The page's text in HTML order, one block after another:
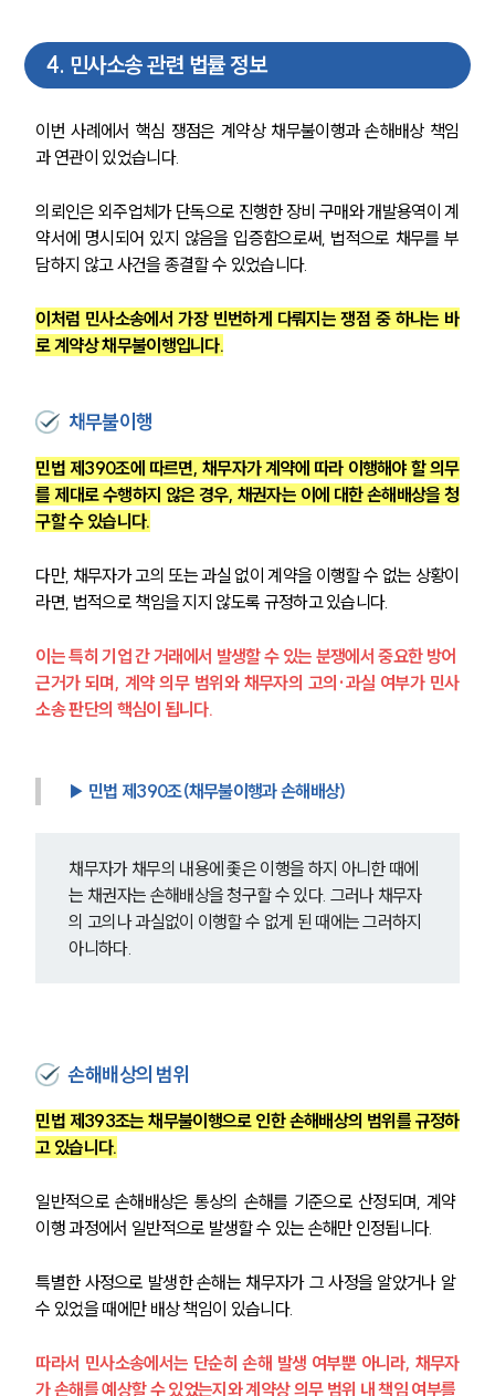
4. 민사소송 관련 법률 정보
이번 사례에서 핵심 쟁점은 계약상 채무불이행과 손해배상 책임
과 연관이 있었습니다.
의뢰인은 외주업체가 단독으로 진행한 장비 구매와 개발용역이 계
약서에 명시되어 있지 않음을 입증함으로써, 법적으로 채무를 부
담하지 않고 사건을 종결할 수 있었습니다.
이처럼 민사소송에서 가장 빈번하게 다뤄지는 쟁점 중 하나는 바
로 계약상 채무불이행입니다.
채무불이행
민법 제390조에 따르면, 채무자가 계약에 따라 이행해야 할 의무
를 제대로 수행하지 않은 경우, 채권자는 이에 대한 손해배상을 청
구할 수 있습니다.
다만, 채무자가 고의 또는 과실 없이 계약을 이행할 수 없는 상황이
라면, 법적으로 책임을 지지 않도록 규정하고 있습니다.
이는 특히 기업 간 거래에서 발생할 수 있는 분쟁에서 중요한 방어
근거가 되며, 계약 의무 범위와 채무자의 고의·과실 여부가 민사
소송 판단의 핵심이 됩니다.
▶ 민법 제390조(채무불이행과 손해배상)
채무자가 채무의 내용에 좇은 이행을 하지 아니한 때에
는 채권자는 손해배상을 청구할 수 있다. 그러나 채무자
의 고의나 과실없이 이행할 수 없게 된 때에는 그러하지
아니하다.
손해배상의 범위
민법 제393조는 채무불이행으로 인한 손해배상의 범위를 규정하
고 있습니다.
일반적으로 손해배상은 통상의 손해를 기준으로 산정되며, 계약
이행 과정에서 일반적으로 발생할 수 있는 손해만 인정됩니다.
특별한 사정으로 발생한 손해는 채무자가 그 사정을 알았거나 알
수 있었을 때에만 배상 책임이 있습니다.
따라서 민사소송에서는 단순히 손해 발생 여부뿐 아니라, 채무자
가 손해를 예상할 수 있었는지와 계약상 의무 범위 내 책임 여부를